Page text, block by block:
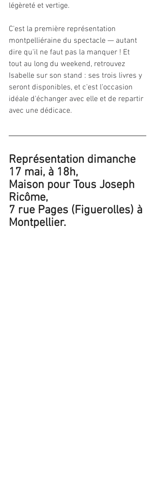
légèreté et vertige.
C'est la première représentation
montpelliéraine du spectacle — autant
dire qu'il ne faut pas la manquer ! Et
tout au long du weekend, retrouvez
Isabelle sur son stand : ses trois livres y
seront disponibles, et c'est l'occasion
idéale d'échanger avec elle et de repartir
avec une dédicace.
Représentation dimanche
17 mai, à 18h,
Maison pour Tous Joseph
Ricôme,
7 rue Pages (Figuerolles) à
Montpellier.